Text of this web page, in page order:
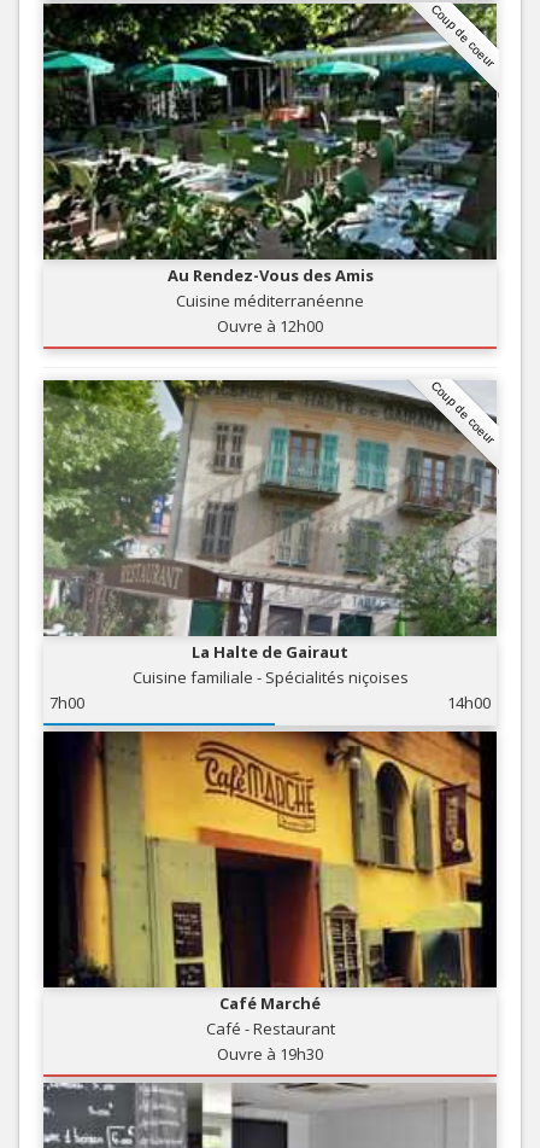
Coup de coeur
Au Rendez-Vous des Amis
Cuisine méditerranéenne
Ouvre à 12h00
Coup de coeur
La Halte de Gairaut
Cuisine familiale - Spécialités niçoises
7h00
14h00
Café Marché
Café - Restaurant
Ouvre à 19h30